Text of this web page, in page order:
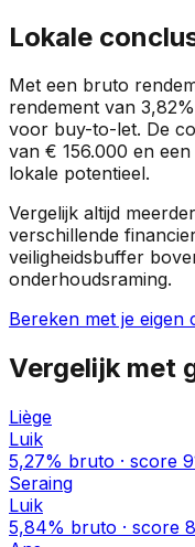
Lokale
Met een bruto
rendement van 3,82%
voor buy-to-let. De
van € 156.000 en
lokale potentieel.
Vergelijk altijd
verschillende
veiligheidsbuffer
onderhoudsraming.
Bereken met je eigen
Vergelijk met
Liège
Luik
5,27% bruto · score
Seraing
Luik
5,84% bruto · score